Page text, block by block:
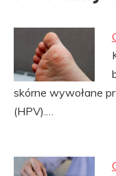
skórne wywołane
(HPV).…